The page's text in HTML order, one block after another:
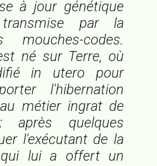
à jour génétique
transmise par la
codes.
né sur Terre, où
in utero pour
l'hibernation
métier ingrat de
après quelques
l'exécutant de la
qui lui a offert un